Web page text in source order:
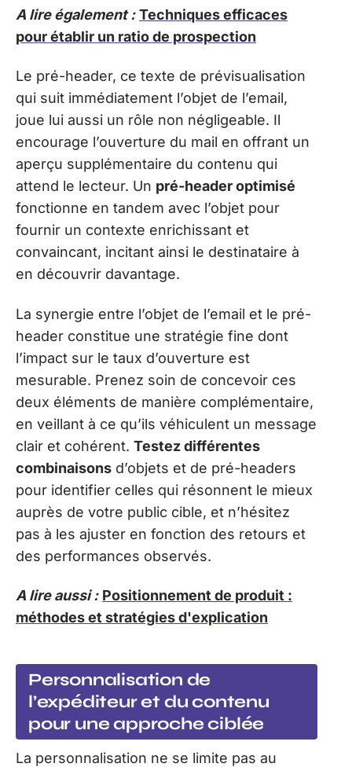
A lire également : Techniques efficaces
pour établir un ratio de prospection
Le pré-header, ce texte de prévisualisation
qui suit immédiatement l’objet de l’email,
joue lui aussi un rôle non négligeable. Il
encourage l’ouverture du mail en offrant un
aperçu supplémentaire du contenu qui
attend le lecteur. Un pré-header optimisé
fonctionne en tandem avec l’objet pour
fournir un contexte enrichissant et
convaincant, incitant ainsi le destinataire à
en découvrir davantage.
La synergie entre l’objet de l’email et le pré-
header constitue une stratégie fine dont
l’impact sur le taux d’ouverture est
mesurable. Prenez soin de concevoir ces
deux éléments de manière complémentaire,
en veillant à ce qu’ils véhiculent un message
clair et cohérent. Testez différentes
combinaisons d’objets et de pré-headers
pour identifier celles qui résonnent le mieux
auprès de votre public cible, et n’hésitez
pas à les ajuster en fonction des retours et
des performances observés.
A lire aussi : Positionnement de produit :
méthodes et stratégies d'explication
Personnalisation de
l’expéditeur et du contenu
pour une approche ciblée
La personnalisation ne se limite pas au